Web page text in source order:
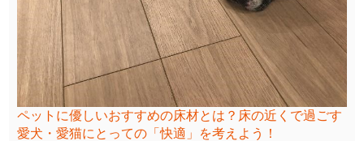
ペットに優しいおすすめの床材とは？床の近くで過ごす
愛犬・愛猫にとっての「快適」を考えよう！